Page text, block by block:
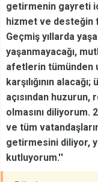
getirmenin gayreti
hizmet ve desteğin
Geçmiş yıllarda
yaşanmayacağı,
afetlerin tümünden
karşılığının
açısından huzurun,
olmasını diliyorum.
ve tüm
getirmesini diliyor,
kutluyorum.''